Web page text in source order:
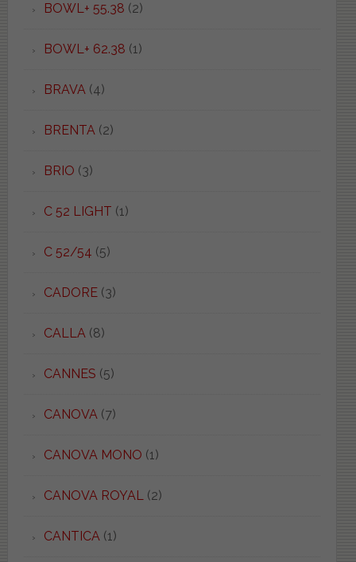
BOWL+ 55.38 (2)
BOWL+ 62.38 (1)
BRAVA(4)
BRENTA(2)
BRIO (3)
C 52 LIGHT (1)
C 52/54 (5)
CADORE(3)
CALLA(8)
CANNES (5)
CANOVA(7)
CANOVA MONO (1)
CANOVA ROYAL(2)
CANTICA(1)